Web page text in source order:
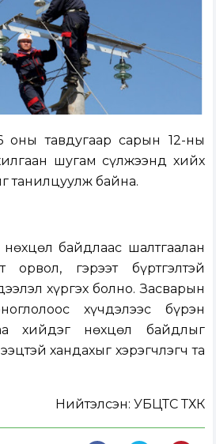
оны тавдугаар сарын 12-ны
шугам сүлжээнд хийх
танилцуулж байна.
байдлаас шалтгаалан
орвол, гэрээт бүртгэлтэй
хүргэх болно. Засварын
хүчдэлээс бүрэн
хийдэг нөхцөл байдлыг
хандахыг хэрэгчлэгч та
Нийтэлсэн: УБЦТС ТӨХК